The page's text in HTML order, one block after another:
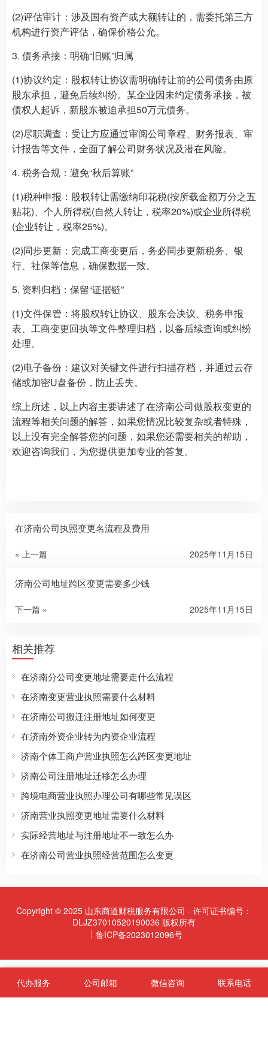
(2)评估审计：涉及国有资产或大额转让的，需委托第三方
机构进行资产评估，确保价格公允。
3. 债务承接：明确“旧账”归属
(1)协议约定：股权转让协议需明确转让前的公司债务由原
股东承担，避免后续纠纷。某企业因未约定债务承接，被
债权人起诉，新股东被迫承担50万元债务。
(2)尽职调查：受让方应通过审阅公司章程、财务报表、审
计报告等文件，全面了解公司财务状况及潜在风险。
4. 税务合规：避免“秋后算账”
(1)税种申报：股权转让需缴纳印花税(按所载金额万分之五
贴花)、个人所得税(自然人转让，税率20%)或企业所得税
(企业转让，税率25%)。
(2)同步更新：完成工商变更后，务必同步更新税务、银
行、社保等信息，确保数据一致。
5. 资料归档：保留“证据链”
(1)文件保管：将股权转让协议、股东会决议、税务申报
表、工商变更回执等文件整理归档，以备后续查询或纠纷
处理。
(2)电子备份：建议对关键文件进行扫描存档，并通过云存
储或加密U盘备份，防止丢失。
综上所述，以上内容主要讲述了在济南公司做股权变更的
流程等相关问题的解答，如果您情况比较复杂或者特殊，
以上没有完全解答您的问题，如果您还需要相关的帮助，
欢迎咨询我们，为您提供更加专业的答复。
在济南公司执照变更名流程及费用
« 上一篇 2025年11月15日
济南公司地址跨区变更需要多少钱
下一篇 » 2025年11月15日
相关推荐
在济南分公司变更地址需要走什么流程
在济南变更营业执照需要什么材料
在济南公司搬迁注册地址如何变更
在济南外资企业转为内资企业流程
济南个体工商户营业执照怎么跨区变更地址
济南公司注册地址迁移怎么办理
跨境电商营业执照办理公司有哪些常见误区
济南营业执照变更地址需要什么材料
实际经营地址与注册地址不一致怎么办
在济南公司营业执照经营范围怎么变更
Copyright © 2025 山东商道财税服务有限公司 - 许可证书编号：
DLJZ37010520190036 版权所有
鲁ICP备2023012096号
代办服务 公司邮箱 微信咨询 联系电话